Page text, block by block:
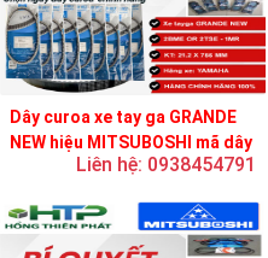
Dây curoa xe tay ga GRANDE
NEW hiệu MITSUBOSHI mã dây
Liên hệ: 0938454791